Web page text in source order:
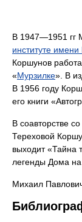
В 1947—1951 гг
институте имени
Коршунов
«Мурзилке». В
В 1956 году
его книги
В соавторстве
Тереховой
выходит «Тайна
легенды Дома
Михаил